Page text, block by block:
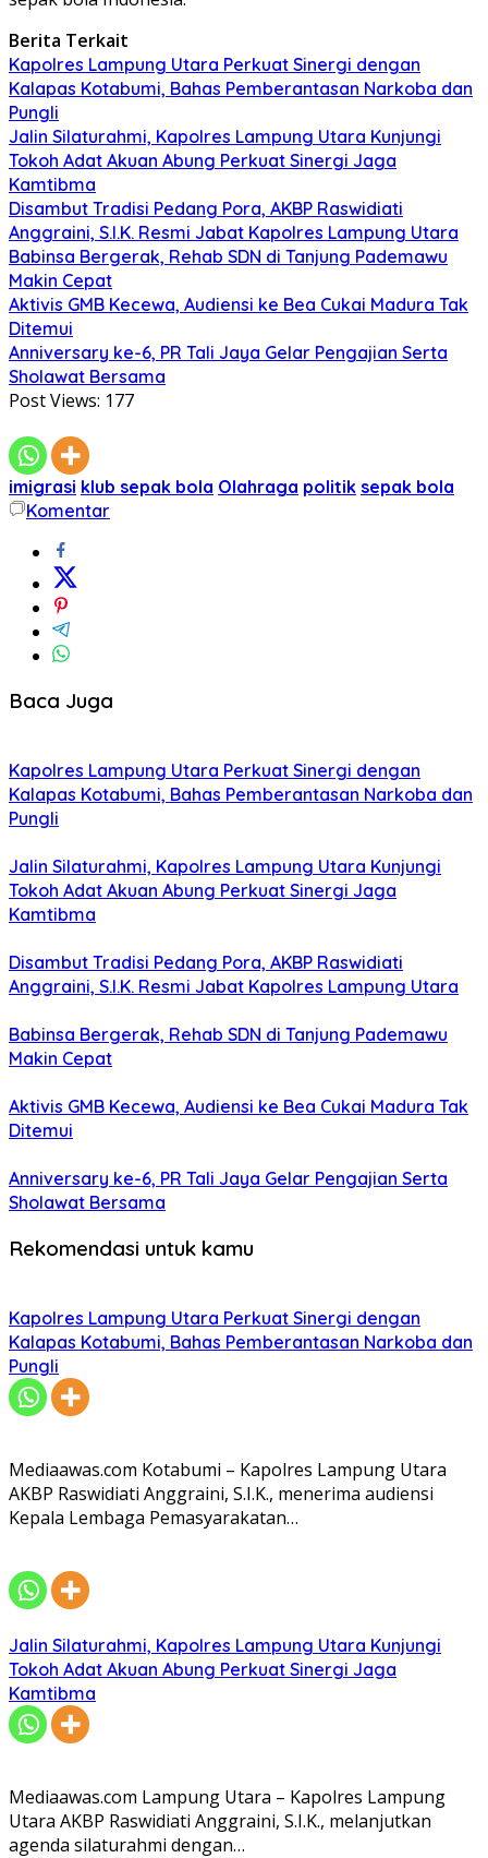
Berita Terkait
Kapolres Lampung Utara Perkuat Sinergi dengan
Kalapas Kotabumi, Bahas Pemberantasan Narkoba dan
Pungli
Jalin Silaturahmi, Kapolres Lampung Utara Kunjungi
Tokoh Adat Akuan Abung Perkuat Sinergi Jaga
Kamtibma
Disambut Tradisi Pedang Pora, AKBP Raswidiati
Anggraini, S.I.K. Resmi Jabat Kapolres Lampung Utara
Babinsa Bergerak, Rehab SDN di Tanjung Pademawu
Makin Cepat
Aktivis GMB Kecewa, Audiensi ke Bea Cukai Madura Tak
Ditemui
Anniversary ke-6, PR Tali Jaya Gelar Pengajian Serta
Sholawat Bersama
Post Views: 177
imigrasi klub sepak bola Olahraga politik sepak bola
Komentar
Baca Juga
Kapolres Lampung Utara Perkuat Sinergi dengan
Kalapas Kotabumi, Bahas Pemberantasan Narkoba dan
Pungli
Jalin Silaturahmi, Kapolres Lampung Utara Kunjungi
Tokoh Adat Akuan Abung Perkuat Sinergi Jaga
Kamtibma
Disambut Tradisi Pedang Pora, AKBP Raswidiati
Anggraini, S.I.K. Resmi Jabat Kapolres Lampung Utara
Babinsa Bergerak, Rehab SDN di Tanjung Pademawu
Makin Cepat
Aktivis GMB Kecewa, Audiensi ke Bea Cukai Madura Tak
Ditemui
Anniversary ke-6, PR Tali Jaya Gelar Pengajian Serta
Sholawat Bersama
Rekomendasi untuk kamu
Kapolres Lampung Utara Perkuat Sinergi dengan
Kalapas Kotabumi, Bahas Pemberantasan Narkoba dan
Pungli
Mediaawas.com Kotabumi – Kapolres Lampung Utara
AKBP Raswidiati Anggraini, S.I.K., menerima audiensi
Kepala Lembaga Pemasyarakatan…
Jalin Silaturahmi, Kapolres Lampung Utara Kunjungi
Tokoh Adat Akuan Abung Perkuat Sinergi Jaga
Kamtibma
Mediaawas.com Lampung Utara – Kapolres Lampung
Utara AKBP Raswidiati Anggraini, S.I.K., melanjutkan
agenda silaturahmi dengan…